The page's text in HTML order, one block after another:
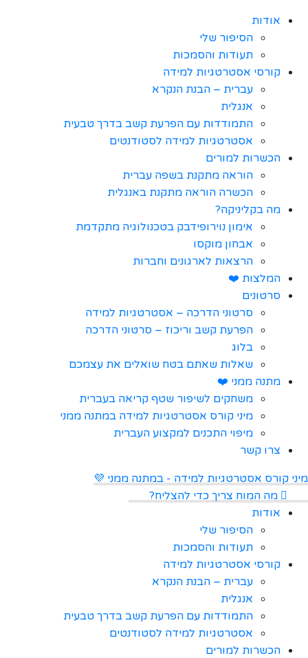
אודות
הסיפור שלי
תעודות והסמכות
קורסי אסטרטגיות למידה
עברית – הבנת הנקרא
אנגלית
התמודדות עם הפרעת קשב בדרך טבעית
אסטרטגיות למידה לסטודנטים
הכשרות למורים
הוראה מתקנת בשפה עברית
הכשרה הוראה מתקנת באנגלית
מה בקליניקה?
אימון נוירופידבק בטכנולוגיה מתקדמת
אבחון מוקסו
הרצאות לארגונים וחברות
המלצות ❤️
סרטונים
סרטוני הדרכה – אסטרטגיות למידה
הפרעת קשב וריכוז – סרטוני הדרכה
בלוג
שאלות שאתם בטח שואלים את עצמכם
מתנה ממני ❤️
משחקים לשיפור שטף קריאה בעברית
מיני קורס אסטרטגיות למידה במתנה ממני
מיפוי התכנים למקצוע העברית
צרו קשר
מיני קורס אסטרטגיות למידה - במתנה ממני 💜
מה המוח צריך כדי להצליח?
אודות
הסיפור שלי
תעודות והסמכות
קורסי אסטרטגיות למידה
עברית – הבנת הנקרא
אנגלית
התמודדות עם הפרעת קשב בדרך טבעית
אסטרטגיות למידה לסטודנטים
הכשרות למורים